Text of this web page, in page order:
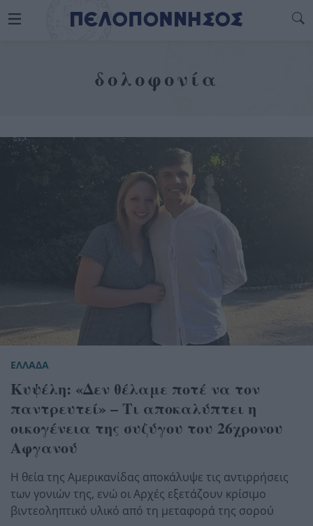
δολοφονία
ΕΛΛΑΔΑ
Κυψέλη: «Δεν θέλαμε ποτέ να τον
παντρευτεί» – Τι αποκαλύπτει η
οικογένεια της συζύγου του 26χρονου
Αφγανού
Η θεία της Αμερικανίδας αποκάλυψε τις αντιρρήσεις
των γονιών της, ενώ οι Αρχές εξετάζουν κρίσιμο
βιντεοληπτικό υλικό από τη μεταφορά της σορού